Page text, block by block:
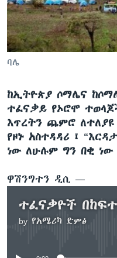
ቋንቋዎች
ባሌ
ከኢትዮጵያ ሶማሌና
ተፈናቃይ የኦሮሞ
እጥረትን ጨምሮ
የዞኑ አስተዳዳሪ ፤
ነው ለሁሉም ግን በቂ ነው
ዋሽንግተን ዲሲ —
by የአሜሪካ ድምፅ
No media